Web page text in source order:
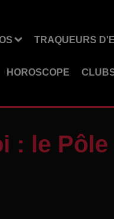
TRAQUEURS
HOROSCOPE
: le